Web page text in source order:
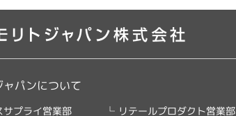
ャパンについて
サプライ営業部 リテールプロダクト営業部